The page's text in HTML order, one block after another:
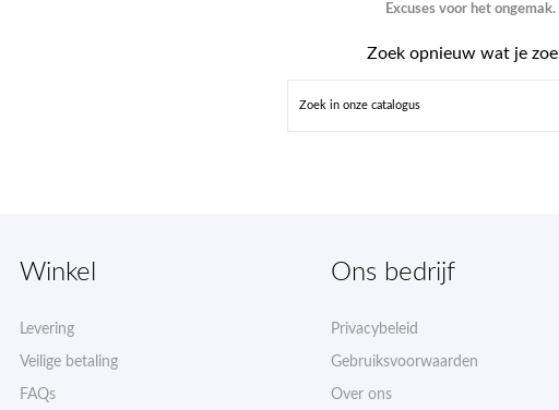
Excuses voor het ongemak.
Zoek opnieuw wat je
Winkel
Levering
Veilige betaling
FAQs
Ons bedrijf
Privacybeleid
Gebruiksvoorwaarden
Over ons